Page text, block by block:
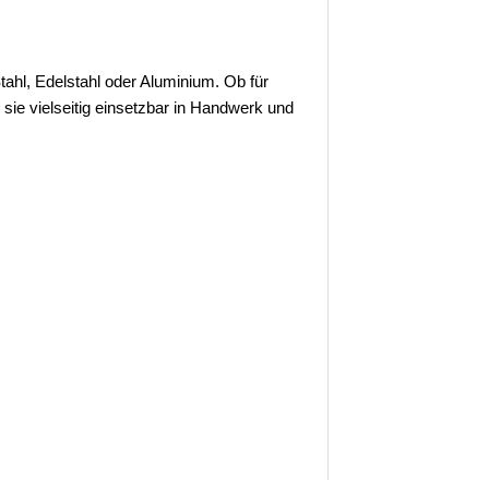
Edelstahl oder Aluminium. Ob für
vielseitig einsetzbar in Handwerk und